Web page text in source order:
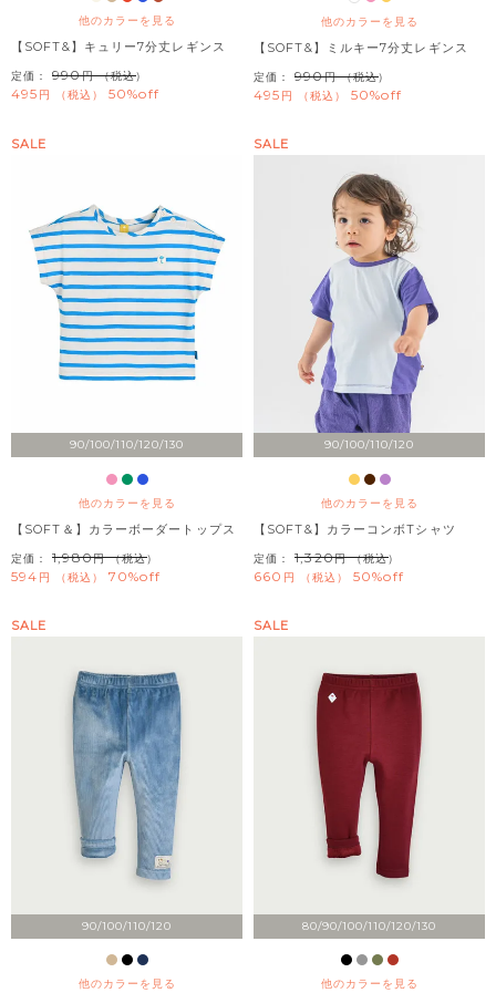
他のカラーを見る
【SOFT&】キュリー7分丈レギンス
定価： 990 （税込）
495 税込 50%off
他のカラーを見る
【SOFT&】ミルキー7分丈レギンス
定価： 990 （税込）
495 税込 50%off
90/100/110/120/130
他のカラーを見る
SALE
【SOFT＆】カラーボーダートップス
定価： 1,980 （税込）
594 税込 70%off
90/100/110/120
他のカラーを見る
SALE
【SOFT&】カラーコンボTシャツ
定価： 1,320 （税込）
660 税込 50%off
90/100/110/120
他のカラーを見る
SALE
80/90/100/110/120/130
他のカラーを見る
SALE